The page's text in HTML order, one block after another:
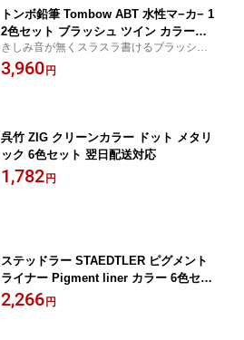
トンボ鉛筆 Tombow ABT 水性マ−カ− 1
2色セット ブラッシュ ツイン カラーペ
ン 翌日配送対応
きしみ音が無くスラスラ書けるブラッシュ
ペン
3,960 円
呉竹 ZIG クリーンカラー ドット メタリ
ック 6色セット 翌日配送対応
1,782 円
ステッドラー STAEDTLER ピグメント
ライナー Pigment liner カラー 6色セッ
ト 【ミリペン】【ドローイングペン】
【水性サインペン】
2,266 円